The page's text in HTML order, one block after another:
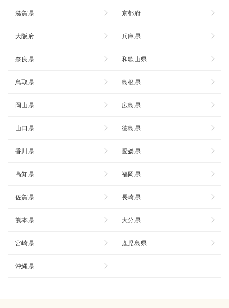
滋賀県 京都府
大阪府 兵庫県
奈良県 和歌山県
鳥取県 島根県
岡山県 広島県
山口県 徳島県
香川県 愛媛県
高知県 福岡県
佐賀県 長崎県
熊本県 大分県
宮崎県 鹿児島県
沖縄県